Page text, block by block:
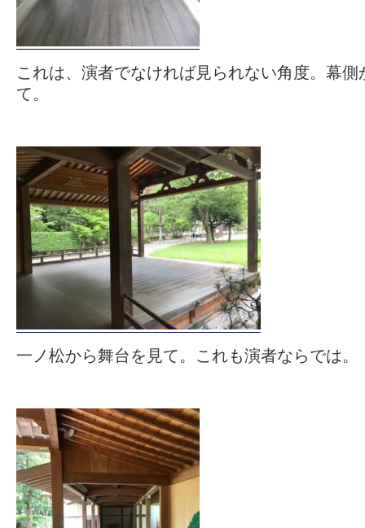
これは、演者でなければ見られない角度。幕
て。
一ノ松から舞台を見て。これも演者ならでは。